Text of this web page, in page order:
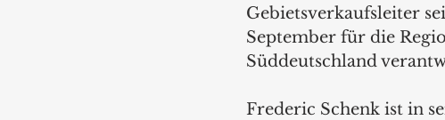
Gebietsverkaufsleiter
September für die
Süddeutschland
Frederic Schenk ist in